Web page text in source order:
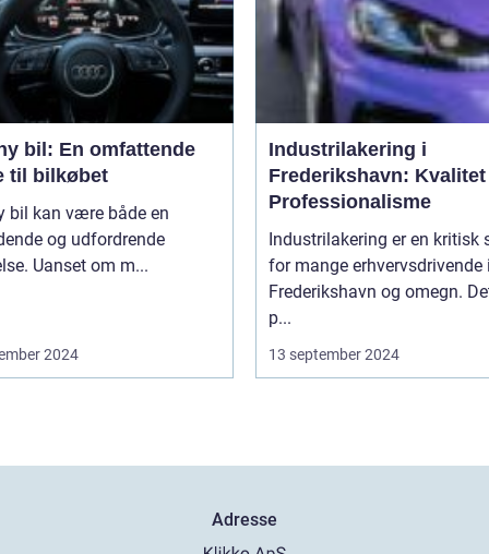
bil: En omfattende
til bilkøbet
bil kan være både en
og udfordrende
Uanset om m...
2024
Industrilakering i
Frederikshavn:
Professionalisme
Industrilakering er en kritisk
for mange erhvervsdrivende
Frederikshavn og omegn.
p...
13 september 2024
Adresse